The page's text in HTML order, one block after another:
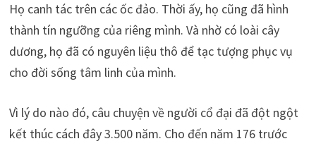
Họ canh tác trên các ốc đảo. Thời ấy, họ cũng đã hình
thành tín ngưỡng của riêng mình. Và nhờ có loài cây
dương, họ đã có nguyên liệu thô để tạc tượng phục vụ
cho đời sống tâm linh của mình.
Vì lý do nào đó, câu chuyện về người cổ đại đã đột ngột
kết thúc cách đây 3.500 năm. Cho đến năm 176 trước